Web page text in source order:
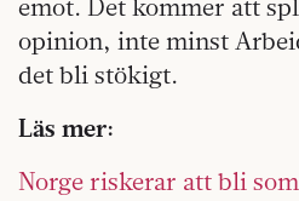
emot. Det kommer att
opinion, inte minst
det bli stökigt.
Läs mer:
Norge riskerar att bli